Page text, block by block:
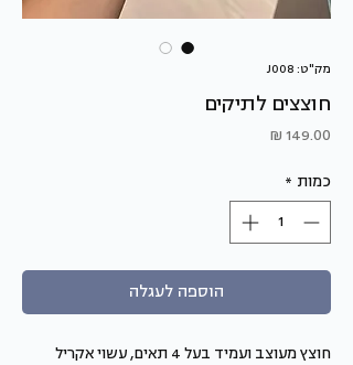
מק"ט: J008
חוצצים לתיקים
כמות *
הוספה לעגלה
חוצץ מעוצב ועמיד בעל 4 תאים, עשוי אקריל